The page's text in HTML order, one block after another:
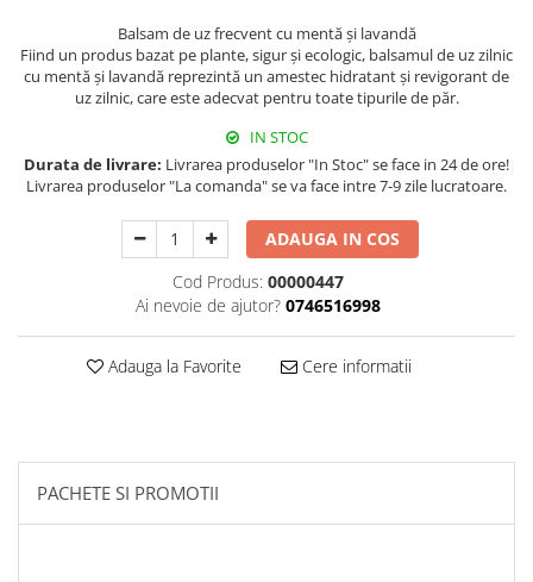
Balsam de uz frecvent cu mentă și lavandă
Fiind un produs bazat pe plante, sigur și ecologic, balsamul de uz zilnic
cu mentă și lavandă reprezintă un amestec hidratant și revigorant de
uz zilnic, care este adecvat pentru toate tipurile de păr.
IN STOC
Durata de livrare: Livrarea produselor "In Stoc" se face in 24 de ore!
Livrarea produselor "La comanda" se va face intre 7-9 zile lucratoare.
ADAUGA IN COS
Cod Produs: 00000447
Ai nevoie de ajutor? 0746516998
Adauga la Favorite Cere informatii
PACHETE SI PROMOTII